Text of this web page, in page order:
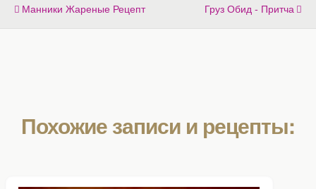
Манники Жареные Рецепт Груз Обид - Притча
Похожие записи и рецепты: